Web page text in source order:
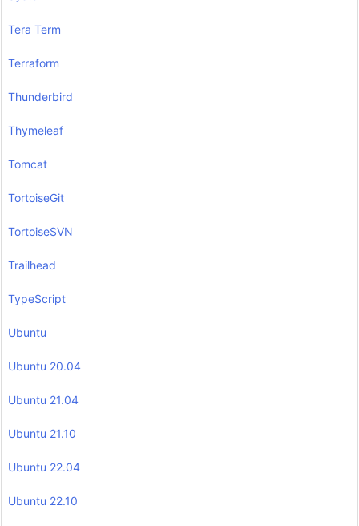
Tera Term
Terraform
Thunderbird
Thymeleaf
Tomcat
TortoiseGit
TortoiseSVN
Trailhead
TypeScript
Ubuntu
Ubuntu 20.04
Ubuntu 21.04
Ubuntu 21.10
Ubuntu 22.04
Ubuntu 22.10